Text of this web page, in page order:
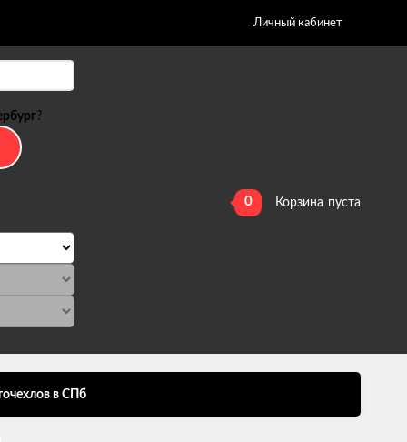
Личный кабинет
?
0 Корзина пуста
в СПб